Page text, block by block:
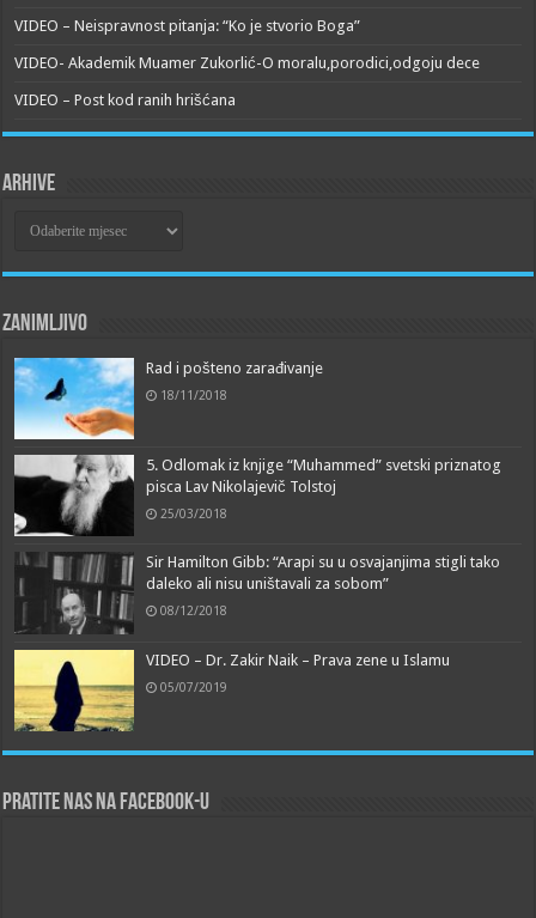
VIDEO – Neispravnost pitanja: “Ko je stvorio Boga”
VIDEO- Akademik Muamer Zukorlić-O moralu,porodici,odgoju dece
VIDEO – Post kod ranih hrišćana
Arhive
Zanimljivo
Rad i pošteno zarađivanje
18/11/2018
5. Odlomak iz knjige “Muhammed” svetski priznatog
pisca Lav Nikolajevič Tolstoj
25/03/2018
Sir Hamilton Gibb: “Arapi su u osvajanjima stigli tako
daleko ali nisu uništavali za sobom”
08/12/2018
VIDEO – Dr. Zakir Naik – Prava zene u Islamu
05/07/2019
Pratite nas na Facebook-u